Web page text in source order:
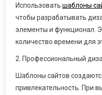
Использовать шаблоны
чтобы разрабатывать
элементы и функционал.
количество времени для
2. Профессиональный
Шаблоны сайтов
привлекательность. При